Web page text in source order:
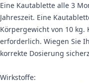
Eine Kautablette alle 3
Jahreszeit. Eine
Körpergewicht von 10 kg.
erforderlich. Wiegen Sie
korrekte Dosierung
Wirkstoffe: